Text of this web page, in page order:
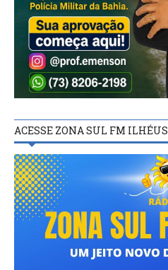
ACESSE ZONA SUL FM ILHÉUS